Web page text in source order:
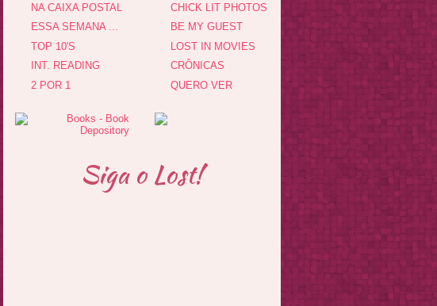
NA CAIXA POSTAL
ESSA SEMANA ...
TOP 10'S
INT. READING
2 POR 1
CHICK LIT PHOTOS
BE MY GUEST
LOST IN MOVIES
CRÔNICAS
QUERO VER
Siga o Lost!